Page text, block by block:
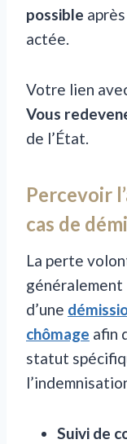
possible
actée.
Votre lien
Vous
de l’État.
Percevoir
cas de
La perte
généralement
d’une
chômage afin
statut
Suivi de